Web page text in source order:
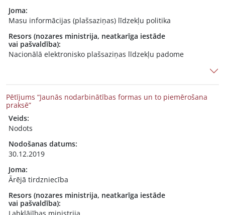
Joma:
Masu informācijas (plašsaziņas) līdzekļu politika
Resors (nozares ministrija, neatkarīga iestāde
vai pašvaldība):
Nacionālā elektronisko plašsaziņas līdzekļu padome
Pētījums “Jaunās nodarbinātības formas un to piemērošana
praksē”
Veids:
Nodots
Nodošanas datums:
30.12.2019
Joma:
Ārējā tirdzniecība
Resors (nozares ministrija, neatkarīga iestāde
vai pašvaldība):